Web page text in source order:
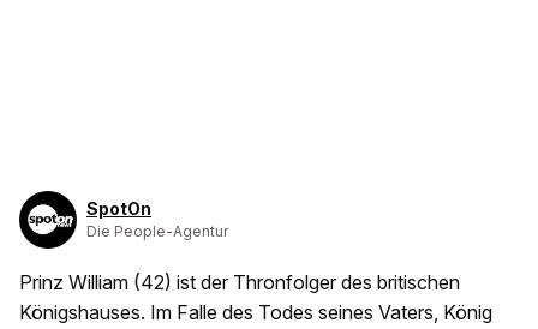
SpotOn
Die People-Agentur
Prinz William (42) ist der Thronfolger des britischen
Königshauses. Im Falle des Todes seines Vaters, König